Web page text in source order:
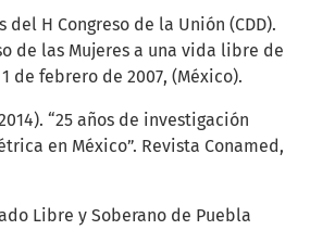
del H Congreso de la Unión (CDD).
de las Mujeres a una vida libre de
1 de febrero de 2007, (México).
“25 años de investigación
en México”. Revista Conamed,
Libre y Soberano de Puebla